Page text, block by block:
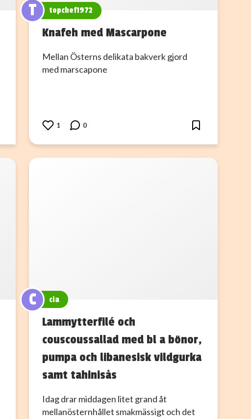
T topchef1972
Knafeh med Mascarpone
Mellan Österns delikata bakverk gjord
med marscapone
1 0
C cia
Lammytterfilé och
couscoussallad med bl a bönor,
pumpa och libanesisk vildgurka
samt tahinisås
Idag drar middagen litet grand åt
mellanösternhållet smakmässigt och det